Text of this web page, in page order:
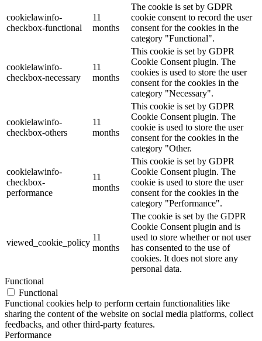
cookielawinfo-
checkbox-functional
11
months
The cookie is set by GDPR
cookie consent to record the user
consent for the cookies in the
category "Functional".
cookielawinfo-
checkbox-necessary
11
months
This cookie is set by GDPR
Cookie Consent plugin. The
cookies is used to store the user
consent for the cookies in the
category "Necessary".
cookielawinfo-
checkbox-others
11
months
This cookie is set by GDPR
Cookie Consent plugin. The
cookie is used to store the user
consent for the cookies in the
category "Other.
cookielawinfo-
checkbox-
performance
11
months
This cookie is set by GDPR
Cookie Consent plugin. The
cookie is used to store the user
consent for the cookies in the
category "Performance".
viewed_cookie_policy
11
months
The cookie is set by the GDPR
Cookie Consent plugin and is
used to store whether or not user
has consented to the use of
cookies. It does not store any
personal data.
Functional
Functional
Functional cookies help to perform certain functionalities like
sharing the content of the website on social media platforms, collect
feedbacks, and other third-party features.
Performance